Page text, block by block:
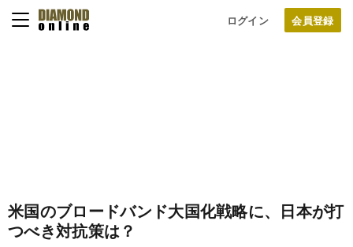
ログイン
米国のブロードバンド大国化戦略に、 日本が打
つべき対抗策は？